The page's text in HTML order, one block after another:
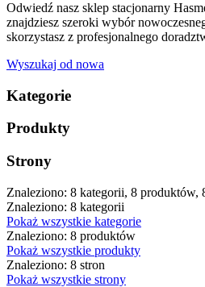
Odwiedź nasz sklep stacjonarny
znajdziesz szeroki wybór
skorzystasz z profesjonalnego
Wyszukaj od nowa
Kategorie
Produkty
Strony
Znaleziono: 8 kategorii, 8 produktów,
Znaleziono: 8 kategorii
Pokaż wszystkie kategorie
Znaleziono: 8 produktów
Pokaż wszystkie produkty
Znaleziono: 8 stron
Pokaż wszystkie strony